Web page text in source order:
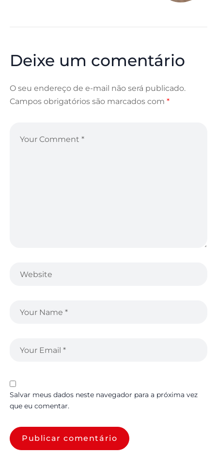
Deixe um comentário
O seu endereço de e-mail não será publicado.
Campos obrigatórios são marcados com *
Salvar meus dados neste navegador para a próxima vez
que eu comentar.